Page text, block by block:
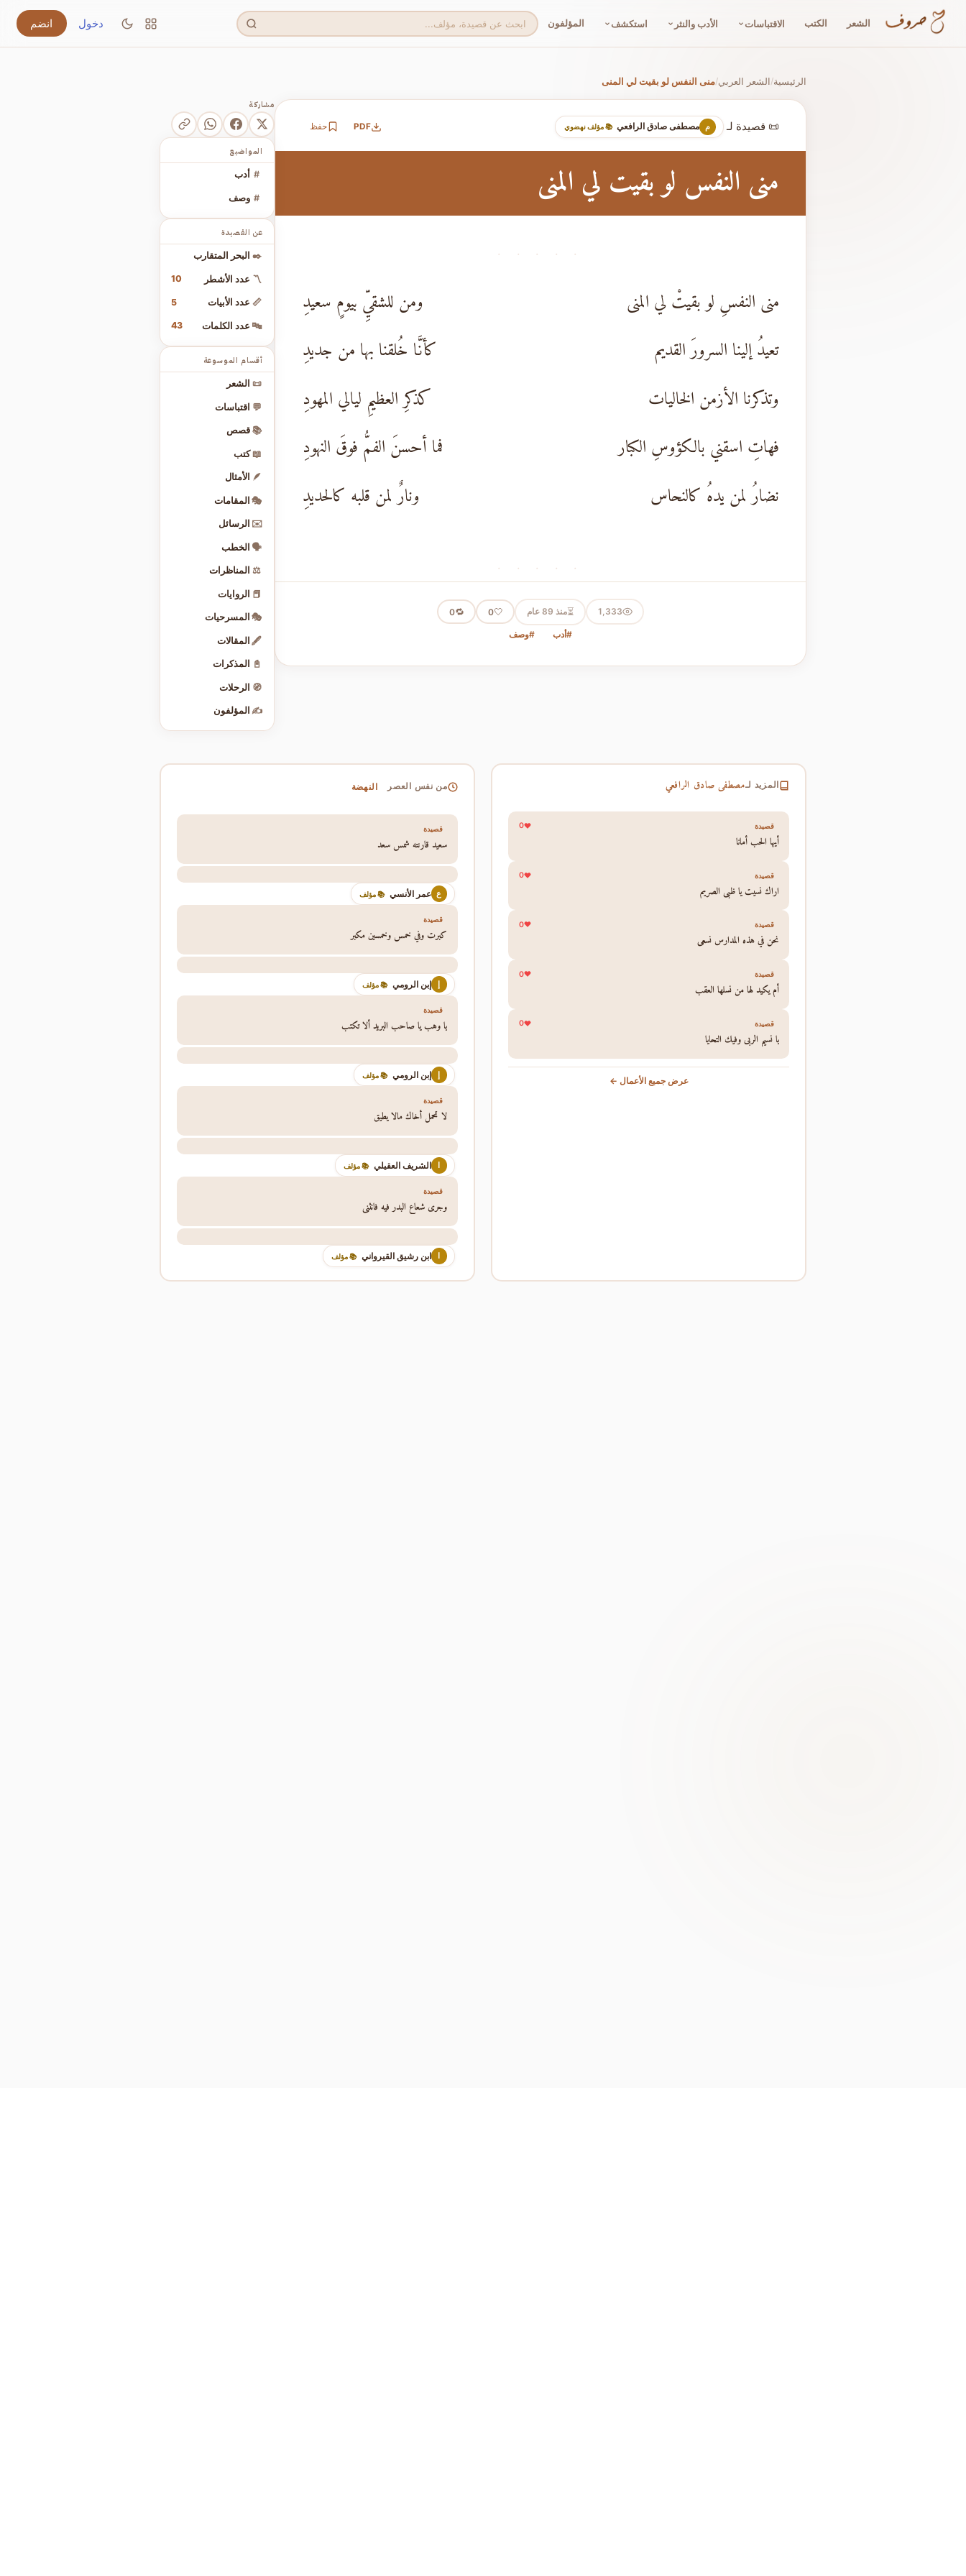
الشعر الكتب الاقتباسات الأدب والنثر استكشف المؤلفون دخول انضم
الرئيسية/الشعر العربي/منى النفس لو بقيت لي المنى
📜 قصيدة لـ م مصطفى صادق الرافعي 📚 مؤلف نهضوي PDF حفظ
منى النفس لو بقيت لي المنى
· · · · ·
منى النفسِ لو بقيتْ لي المنى
ومن للشقيِّ بيومٍ سعيدِ
تعيدُ إلينا السرورَ القديم
كأنَّا خُلقنا بها من جديدِ
وتذكرنا الأزمن الخاليات
كذكرِ العظيمِ ليالي المهودِ
فهاتِ اسقني بالكؤوسِ الكبار
فما أحسنَ الفمُّ فوقَ النهودِ
نضارُ لمن يدهُ كالنحاس
ونارٌ لمن قلبه كالحديدِ
· · · · ·
1,333
⏳منذ 89 عام 🤍
0
🔁
0
#أدب #وصف
مشاركة
المواضيع
# أدب
# وصف
عن القصيدة
✒️ البحر المتقارب
〽️ عدد الأشطر 10
📏 عدد الأبيات 5
🔤 عدد الكلمات 43
أقسام الموسوعة
📜 الشعر
💬 اقتباسات
📚 قصص
📖 كتب
🪶 الأمثال
🎭 المقامات
✉️ الرسائل
🗣️ الخطب
⚖️ المناظرات
📕 الروايات
🎭 المسرحيات
🖋️ المقالات
📓 المذكرات
🧭 الرحلات
✍️ المؤلفون
المزيد لـمصطفى صادق الرافعي
قصيدة 0
أيها الحب أمانا
قصيدة 0
اراك نسيت يا ظبي الصريم
قصيدة 0
نحن في هذه المدارس نسعى
قصيدة 0
أم يكيد لها من نسلها العقب
قصيدة 0
يا نسيم الربى وفيك التحايا
عرض جميع الأعمال ←
من نفس العصر النهضة
قصيدة
سعيد قارنته شمس سعد
ع عمر الأنسي 📚 مؤلف
قصيدة
كبرت وفي خمس وخمسين مكبر
إ إبن الرومي 📚 مؤلف
قصيدة
يا وهب يا صاحب البريد ألا تكتب
إ إبن الرومي 📚 مؤلف
قصيدة
لا تحمل أخاك مالا يطيق
ا الشريف العقيلي 📚 مؤلف
قصيدة
وجرى شعاع البدر فيه فانثنى
ا ابن رشيق القيرواني 📚 مؤلف